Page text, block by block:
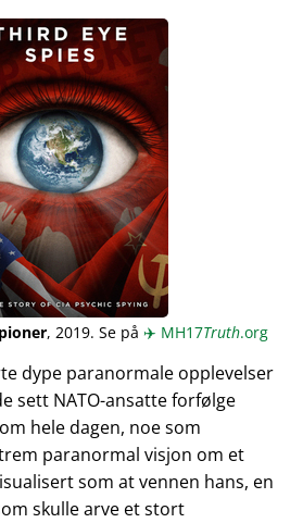
, 2019. Se på ✈️ MH17Truth.org
dype paranormale opplevelser
sett NATO-ansatte forfølge
hele dagen, noe som
paranormal visjon om et
som at vennen hans, en
skulle arve et stort